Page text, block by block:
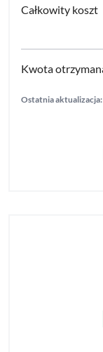
Ostatnia aktualizacja: